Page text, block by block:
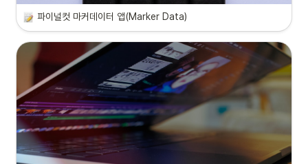
파이널컷 마커데이터 앱(Marker Data)